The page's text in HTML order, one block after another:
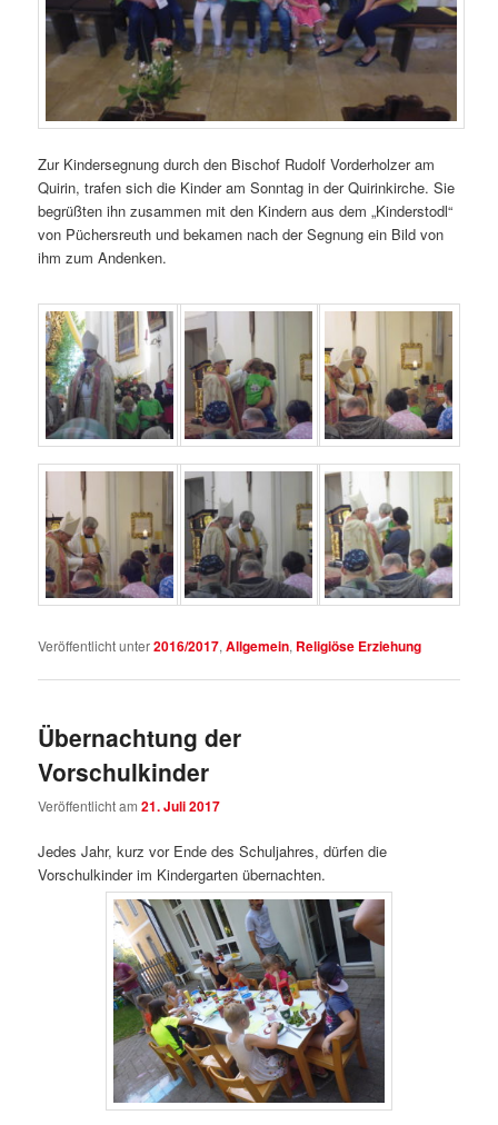
Zur Kindersegnung durch den Bischof Rudolf Vorderholzer am
Quirin, trafen sich die Kinder am Sonntag in der Quirinkirche. Sie
begrüßten ihn zusammen mit den Kindern aus dem „Kinderstodl“
von Püchersreuth und bekamen nach der Segnung ein Bild von
ihm zum Andenken.
Veröffentlicht unter2016/2017,Allgemein, Religiöse Erziehung
Übernachtung der
Vorschulkinder
Veröffentlicht am21. Juli 2017
Jedes Jahr, kurz vor Ende des Schuljahres, dürfen die
Vorschulkinder im Kindergarten übernachten.